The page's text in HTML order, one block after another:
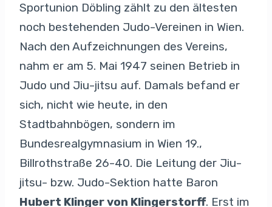
Sportunion Döbling zählt zu den ältesten
noch bestehenden Judo-Vereinen in Wien.
Nach den Aufzeichnungen des Vereins,
nahm er am 5. Mai 1947 seinen Betrieb in
Judo und Jiu-jitsu auf. Damals befand er
sich, nicht wie heute, in den
Stadtbahnbögen, sondern im
Bundesrealgymnasium in Wien 19.,
Billrothstraße 26-40. Die Leitung der Jiu-
jitsu- bzw. Judo-Sektion hatte Baron
Hubert Klinger von Klingerstorff. Erst im